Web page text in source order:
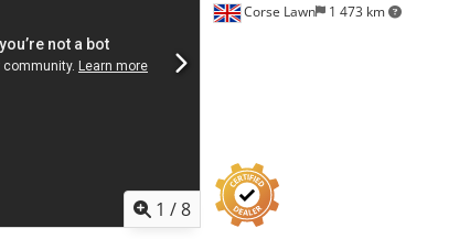
1 /8
Corse Lawn 1 473 km